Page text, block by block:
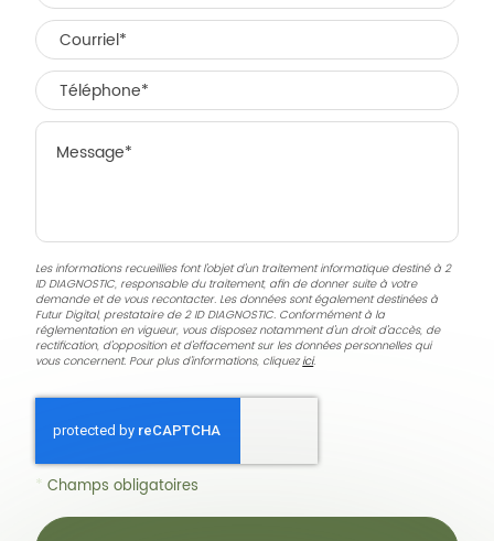
Les informations recueillies font l’objet d’un traitement informatique destiné à2
ID DIAGNOSTIC, responsable du traitement, afin de donner suite à votre
demande et de vous recontacter. Les données sont également destinées à
Futur Digital, prestataire de 2 ID DIAGNOSTIC. Conformément à la
réglementation en vigueur, vous disposez notamment d'un droit d'accès, de
rectification, d'opposition et d'effacement sur les données personnelles qui
vous concernent. Pour plus d’informations, cliquezici.
*Champs obligatoires